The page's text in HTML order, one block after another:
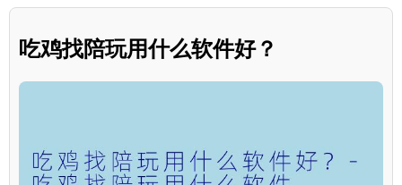
吃鸡找陪玩用什么软件好？